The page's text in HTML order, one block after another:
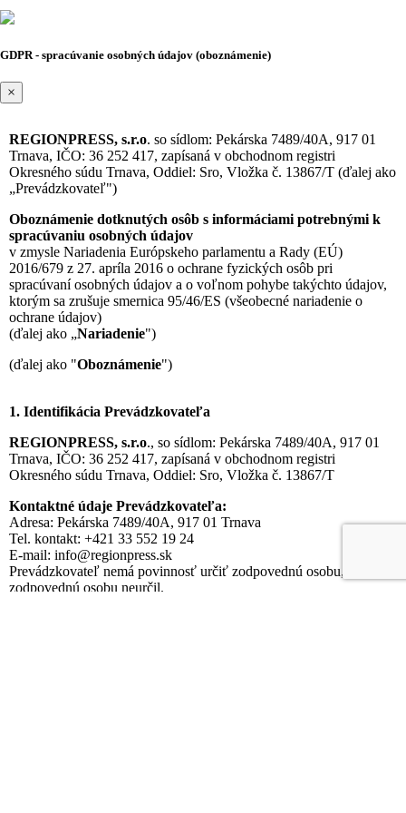
GDPR - spracúvanie osobných údajov (oboznámenie)
×
REGIONPRESS, s.r.o. so sídlom: Pekárska 7489/40A, 917 01
Trnava, IČO: 36 252 417, zapísaná v obchodnom registri
Okresného súdu Trnava, Oddiel: Sro, Vložka č. 13867/T (ďalej ako
„Prevádzkovateľ")
Oboznámenie dotknutých osôb s informáciami potrebnými k
spracúvaniu osobných údajov
v zmysle Nariadenia Európskeho parlamentu a Rady (EÚ)
2016/679 z 27. apríla 2016 o ochrane fyzických osôb pri
spracúvaní osobných údajov a o voľnom pohybe takýchto údajov,
ktorým sa zrušuje smernica 95/46/ES (všeobecné nariadenie o
ochrane údajov)
(ďalej ako „Nariadenie")
(ďalej ako "Oboznámenie")
1. Identifikácia Prevádzkovateľa
REGIONPRESS, s.r.o., so sídlom: Pekárska 7489/40A, 917 01
Trnava, IČO: 36 252 417, zapísaná v obchodnom registri
Okresného súdu Trnava, Oddiel: Sro, Vložka č. 13867/T
Kontaktné údaje Prevádzkovateľa:
Adresa: Pekárska 7489/40A, 917 01 Trnava
Tel. kontakt: +421 33 552 19 24
E-mail: info@regionpress.sk
Prevádzkovateľ nemá povinnosť určiť zodpovednú osobu, preto
zodpovednú osobu neurčil.